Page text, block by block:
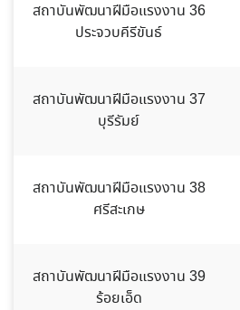
สถาบันพัฒนาฝีมือแรงงาน 36
ประจวบคีรีขันธ์
สถาบันพัฒนาฝีมือแรงงาน 37
บุรีรัมย์
สถาบันพัฒนาฝีมือแรงงาน 38
ศรีสะเกษ
สถาบันพัฒนาฝีมือแรงงาน 39
ร้อยเอ็ด